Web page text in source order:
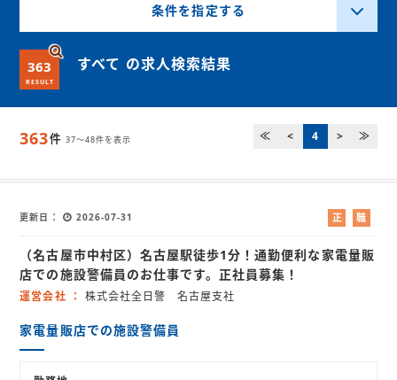
条件を指定する
363
RESULT
すべて の求人検索結果
363件 37～48件を表示 ≪ < 4 > ≫
更新日 2026-07-31
正
員
職
紹
（名古屋市中村区）名古屋駅徒歩1分！通勤便利な家電量販
店での施設警備員のお仕事です。正社員募集！
運営会社 株式会社全日警 名古屋支社
家電量販店での施設警備員